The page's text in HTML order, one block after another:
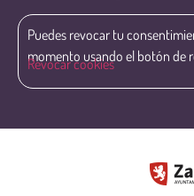
Puedes revocar tu
momento usando el botón de
Revocar cookies